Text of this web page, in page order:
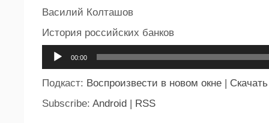
Василий Колташов
История российских банков
00:00
Подкаст: Воспроизвести в новом окне | Скачать
Subscribe: Android | RSS